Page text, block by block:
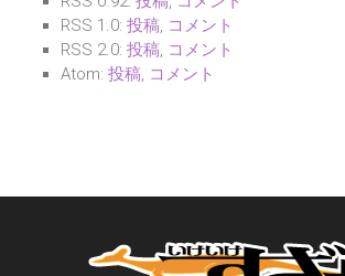
RSS 1.0: 投稿, コメント
RSS 2.0: 投稿, コメント
Atom: 投稿, コメント